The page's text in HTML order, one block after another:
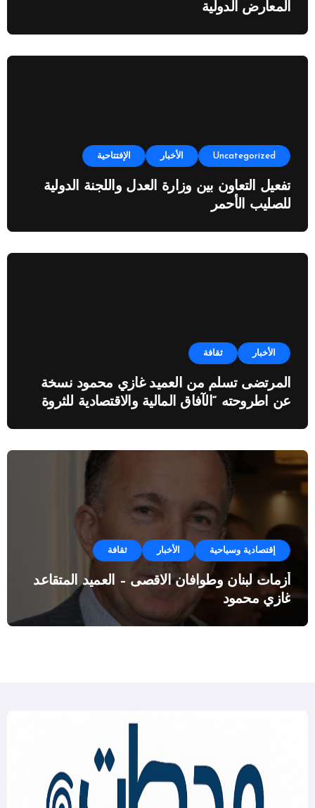
المعارض الدولية
Uncategorized الأخبار الإفتتاحية
تفعيل التعاون بين وزارة العدل واللجنة الدولية
للصليب الأحمر
الأخبار ثقافة
المرتضى تسلم من العميد غازي محمود نسخة
عن اطروحته “الآفاق المالية والاقتصادية للثروة
إقتصادية وسياحية الأخبار ثقافة
أزمات لبنان وطوافان الاقصى – العميد المتقاعد
غازي محمود